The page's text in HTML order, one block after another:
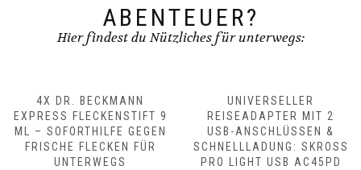
ABENTEUER?
Hier findest du Nützliches für unterwegs:
4X DR. BECKMANN
EXPRESS FLECKENSTIFT 9
ML – SOFORTHILFE GEGEN
FRISCHE FLECKEN FÜR
UNTERWEGS
UNIVERSELLER
REISEADAPTER MIT 2
USB-ANSCHLÜSSEN &
SCHNELLLADUNG: SKROSS
PRO LIGHT USB AC45PD